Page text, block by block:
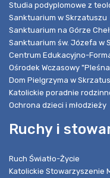
Studia podyplomowe z
Sanktuarium w Skrzatuszu
Sanktuarium na Górze
Sanktuarium św. Józefa w
Centrum Edukacyjno-
Ośrodek Wczasowy
Dom Pielgrzyma w
Katolickie poradnie
Ochrona dzieci i młodzieży
Ruchy i
Ruch Światło-Życie
Katolickie Stowarzyszenie